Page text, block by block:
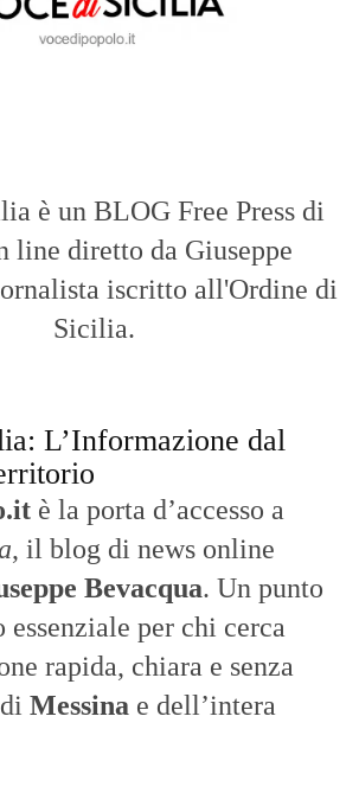
è un BLOG Free Press di
line diretto da Giuseppe
iscritto all'Ordine di
Sicilia.
L’Informazione dal
è la porta d’accesso a
, il blog di news online
Bevacqua. Un punto
per chi cerca
rapida, chiara e senza
Messina e dell’intera